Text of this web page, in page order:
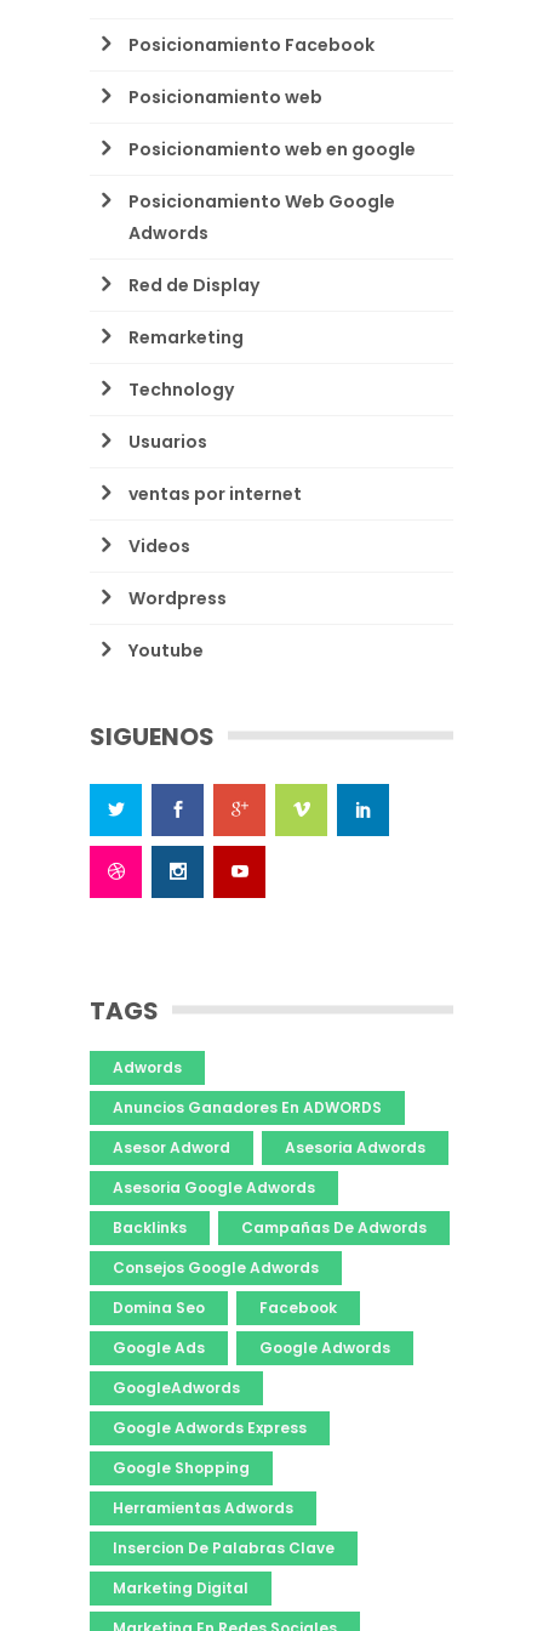
Posicionamiento Facebook
Posicionamiento web
Posicionamiento web en google
Posicionamiento Web Google
Adwords
Red de Display
Remarketing
Technology
Usuarios
ventas por internet
Videos
Wordpress
Youtube
SIGUENOS
TAGS
Adwords
Anuncios Ganadores En ADWORDS
Asesor Adword
Asesoria Adwords
Asesoria Google Adwords
Backlinks
Campañas De Adwords
Consejos Google Adwords
Domina Seo
Facebook
Google Ads
Google Adwords
GoogleAdwords
Google Adwords Express
Google Shopping
Herramientas Adwords
Insercion De Palabras Clave
Marketing Digital